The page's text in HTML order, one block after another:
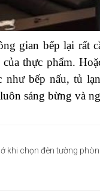
gian bếp lại rất
của thực phẩm.
như bếp nấu, tủ
sáng bừng và
khi chọn đèn tường